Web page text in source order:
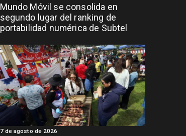
Mundo Móvil se consolida en
segundo lugar del ranking de
portabilidad numérica de Subtel
7 de agosto de 2026